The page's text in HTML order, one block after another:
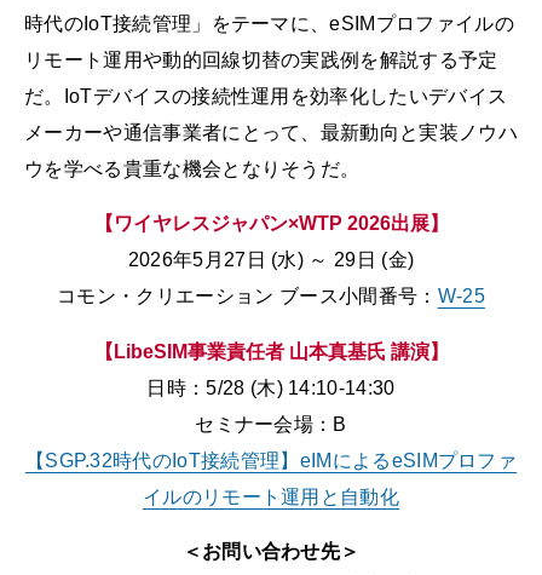
時代のIoT接続管理」をテーマに、eSIMプロファイルの
リモート運用や動的回線切替の実践例を解説する予定
だ。IoTデバイスの接続性運用を効率化したいデバイス
メーカーや通信事業者にとって、最新動向と実装ノウハ
ウを学べる貴重な機会となりそうだ。
【ワイヤレスジャパン×WTP 2026出展】
2026年5月27日 (水) ～ 29日 (金)
コモン・クリエーション ブース小間番号： W-25
【LibeSIM事業責任者 山本真基氏 講演】
日時：5/28 (木) 14:10-14:30
セミナー会場：B
【SGP.32時代のIoT接続管理】eIMによるeSIMプロファ
イルのリモート運用と自動化
＜お問い合わせ先＞